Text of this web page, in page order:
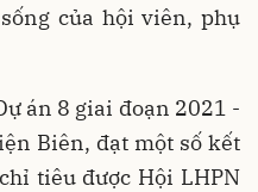
của hội viên, phụ
án 8 giai đoạn 2021 -
Biên, đạt một số kết
tiêu được Hội LHPN